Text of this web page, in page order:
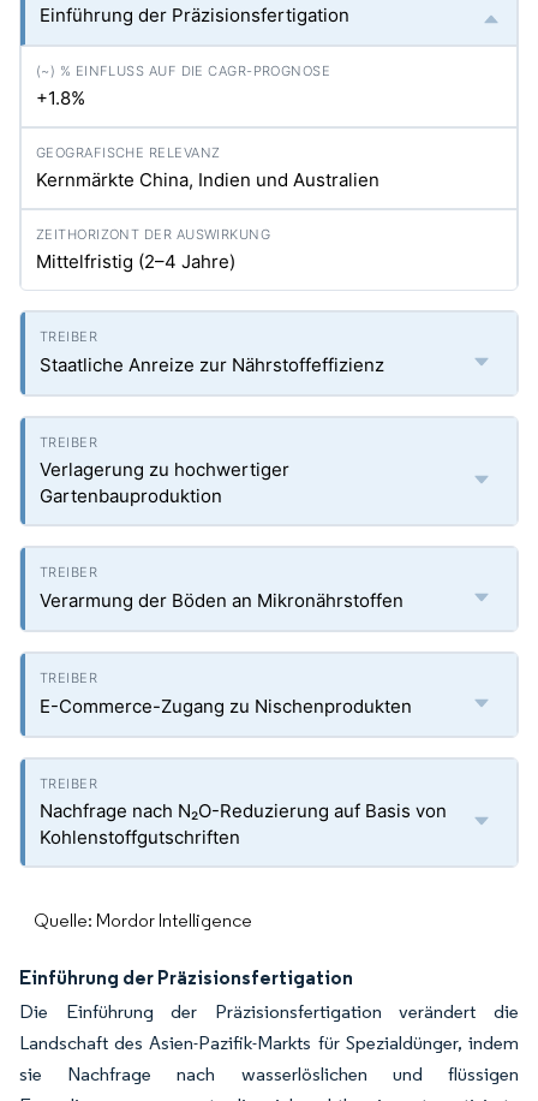
Einführung der Präzisionsfertigation
+1.8%
Kernmärkte China, Indien und Australien
Mittelfristig (2–4 Jahre)
Staatliche Anreize zur Nährstoffeffizienz
Verlagerung zu hochwertiger
Gartenbauproduktion
Verarmung der Böden an Mikronährstoffen
E-Commerce-Zugang zu Nischenprodukten
Nachfrage nach N₂O-Reduzierung auf Basis von
Kohlenstoffgutschriften
Quelle: Mordor Intelligence
Einführung der Präzisionsfertigation
Die Einführung der Präzisionsfertigation verändert die
Landschaft des Asien-Pazifik-Markts für Spezialdünger, indem
sie Nachfrage nach wasserlöslichen und flüssigen